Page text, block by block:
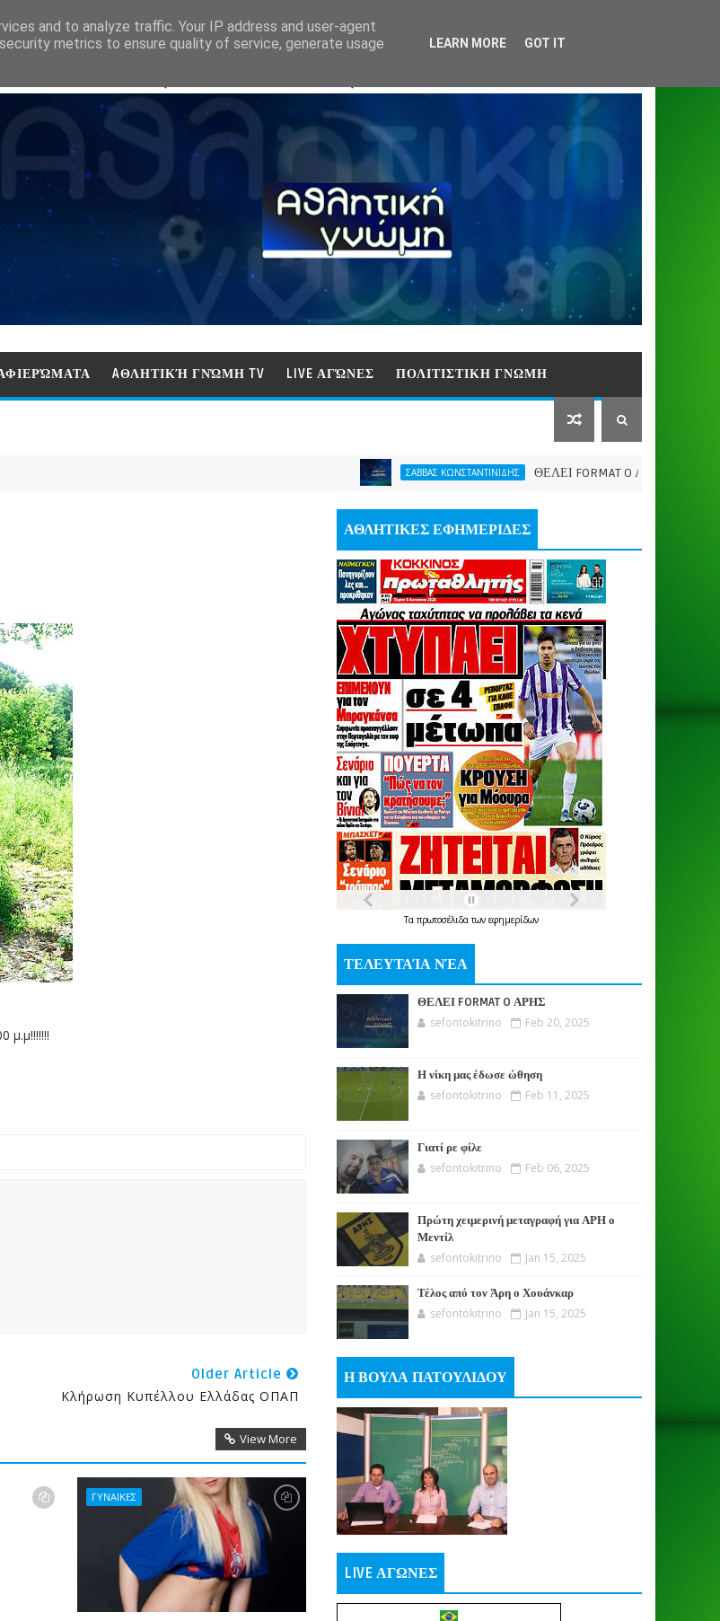
AΘΛΗΤΙΚΉ ΓΝΏΜΗ TV LIVE ΑΓΏΝΕΣ ΠΟΛΙΤΙΣΤΙΚΗ ΓΝΩΜΗ
ΣΑΒΒΑΣ ΚΩΝΣΤΑΝΤΙΝΙΔΗΣ ΘΕΛΕΙ FORMAT O ΑΡΗΣ
μ.μ!!!!!!!
Older Article
Kλήρωση Κυπέλλου Ελλάδας ΟΠΑΠ
View More
ΓΥΝΑΙΚΕΣ
ΑΘΛΗΤΙΚΕΣ ΕΦΗΜΕΡΙΔΕΣ
Τα πρωτοσέλιδατων εφημερίδων
ΤΕΛΕΥΤΑΊΑ ΝΈΑ
ΘΕΛΕΙ FORMAT O ΑΡΗΣ
sefontokitrino Feb 20, 2025
Η νίκη μας έδωσε ώθηση
sefontokitrino Feb 11, 2025
Γιατί ρε φίλε
sefontokitrino Feb 06, 2025
Πρώτη χειμερινή μεταγραφή για ΑΡΗ ο
Μεντίλ
sefontokitrino Jan 15, 2025
Τέλος από τον Άρη ο Χουάνκαρ
sefontokitrino Jan 15, 2025
Η ΒΟΥΛΑ ΠΑΤΟΥΛΙΔΟΥ
LIVE ΑΓΩΝΕΣ
and to analyze traffic. Your IP address and user-agent
metrics to ensure quality of service, generate usage
LEARN MORE GOT IT